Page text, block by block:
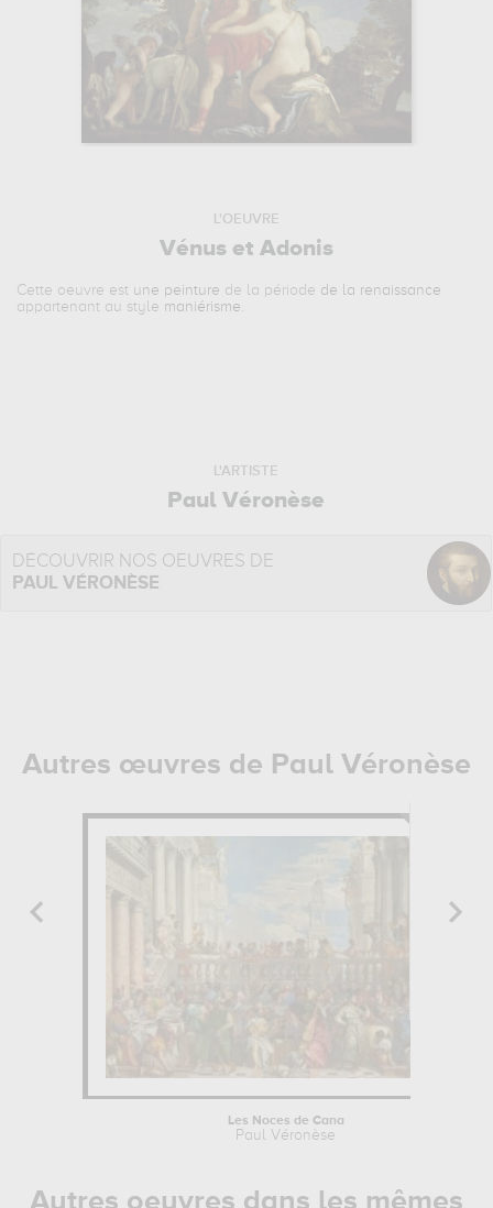
L'OEUVRE
Vénus et Adonis
Cette oeuvre est une peinture de la période de la renaissance
appartenant au style maniérisme
L'ARTISTE
Paul Véronèse
DÉCOUVRIR NOS OEUVRES DE
PAUL VÉRONÈSE
Autres œuvres de Paul Véronèse
Les Noces de Cana
Paul Véronèse
Autres oeuvres dans les mêmes